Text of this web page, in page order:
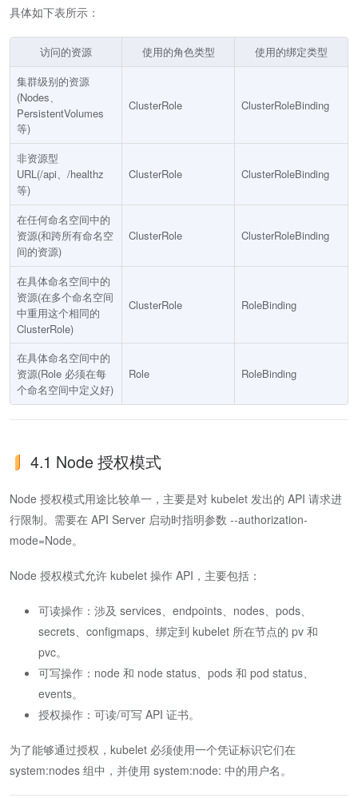
具体如下表所示：
访问的资源 使用的角色类型
使用的绑定类型
集群级别的资源
(Nodes、
PersistentVolumes
等)
ClusterRole ClusterRoleBinding
非资源型
URL(/api、/healthz
等)
ClusterRole ClusterRoleBinding
在任何命名空间中的
资源(和跨所有命名空
间的资源)
ClusterRole ClusterRoleBinding
在具体命名空间中的
资源(在多个命名空间
中重用这个相同的
ClusterRole)
ClusterRole RoleBinding
在具体命名空间中的
资源(Role 必须在每
个命名空间中定义好)
Role RoleBinding
4.1 Node 授权模式
Node 授权模式用途比较单一，主要是对 kubelet 发出的 API 请求进
行限制。需要在 API Server 启动时指明参数 --authorization-
mode=Node。
Node 授权模式允许 kubelet 操作 API，主要包括：
可读操作：涉及 services、endpoints、nodes、pods、
secrets、configmaps、绑定到 kubelet 所在节点的 pv 和
pvc。
可写操作：node 和 node status、pods 和 pod status、
events。
授权操作：可读/可写 API 证书。
为了能够通过授权，kubelet 必须使用一个凭证标识它们在
system:nodes 组中，并使用 system:node: 中的用户名。